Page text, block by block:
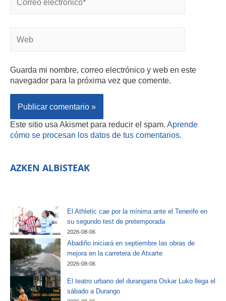
Guarda mi nombre, correo electrónico y web en este
navegador para la próxima vez que comente.
Este sitio usa Akismet para reducir el spam. Aprende
cómo se procesan los datos de tus comentarios.
AZKEN ALBISTEAK
El Athletic cae por la mínima ante el Tenerife en
su segundo test de pretemporada
2026-08-06
Abadiño iniciará en septiembre las obras de
mejora en la carretera de Atxarte
2026-08-06
El teatro urbano del durangarra Oskar Luko llega el
sábado a Durango